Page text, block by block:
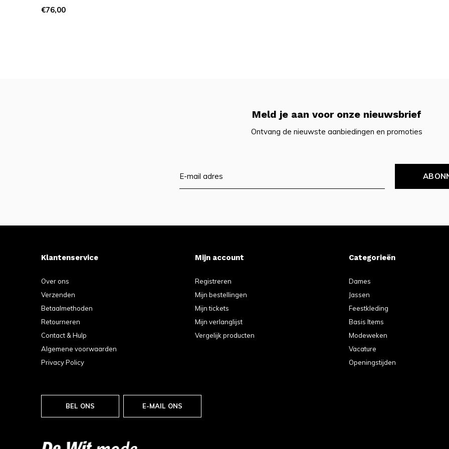
€76,00
Meld je aan voor onze nieuwsbrief
Ontvang de nieuwste aanbiedingen en promoties
Klantenservice
Over ons
Verzenden
Betaalmethoden
Retourneren
Contact & Hulp
Algemene voorwaarden
Privacy Policy
Mijn account
Registreren
Mijn bestellingen
Mijn tickets
Mijn verlanglijst
Vergelijk producten
Categorieën
Dames
Jassen
Feestkleding
Basis Items
Modeweken
Vacature
Openingstijden
BEL ONS E-MAIL ONS